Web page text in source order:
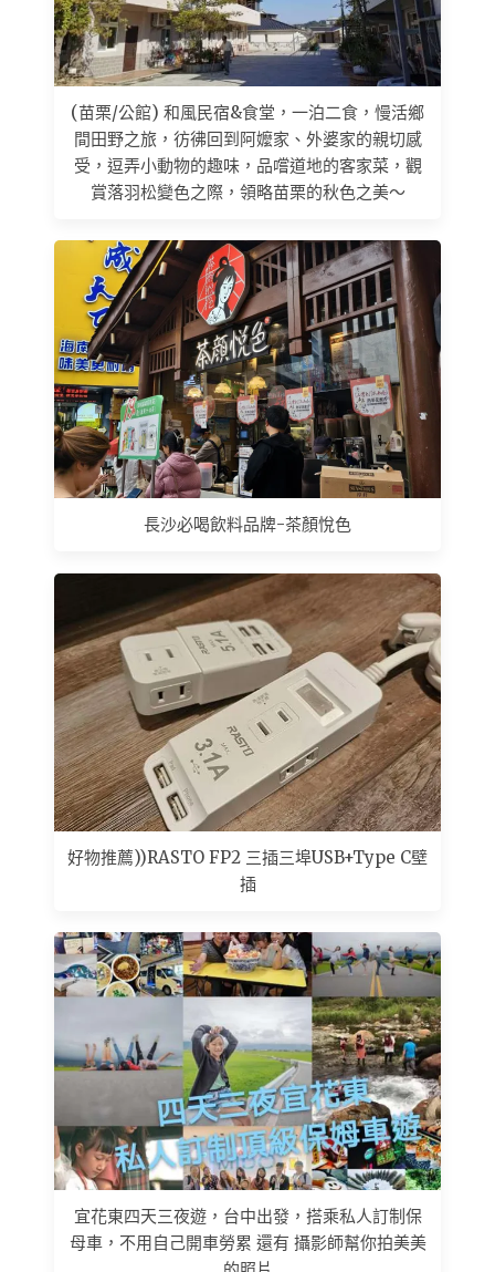
(苗栗/公館) 和風民宿&食堂，一泊二食，慢活鄉
間田野之旅，彷彿回到阿嬤家、外婆家的親切感
受，逗弄小動物的趣味，品嚐道地的客家菜，觀
賞落羽松變色之際，領略苗栗的秋色之美～
長沙必喝飲料品牌-茶顏悅色
好物推薦))RASTO FP2 三插三埠USB+Type C壁
插
宜花東四天三夜遊，台中出發，搭乘私人訂制保
母車，不用自己開車勞累 還有 攝影師幫你拍美美